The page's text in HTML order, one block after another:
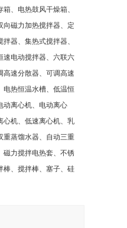
、电热鼓风干燥箱、
向磁力加热搅拌器、定
器、集热式搅拌器、
速电动搅拌器、六联六
高速分散器、可调高速
电热恒温水槽、低温恒
动离心机、电动离心
心机、低速离心机、乳
重蒸馏水器、自动三重
磁力搅拌电热套、不锈
棒、搅拌棒、塞子、硅